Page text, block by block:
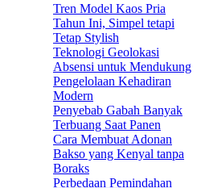
Tren Model Kaos Pria
Tahun Ini, Simpel tetapi
Tetap Stylish
Teknologi Geolokasi
Absensi untuk Mendukung
Pengelolaan Kehadiran
Modern
Penyebab Gabah Banyak
Terbuang Saat Panen
Cara Membuat Adonan
Bakso yang Kenyal tanpa
Boraks
Perbedaan Pemindahan